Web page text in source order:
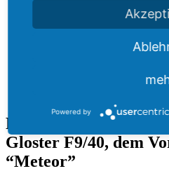
Power Jets W2B/23:
Gloster F9/40, dem
“Meteor”
Powered by